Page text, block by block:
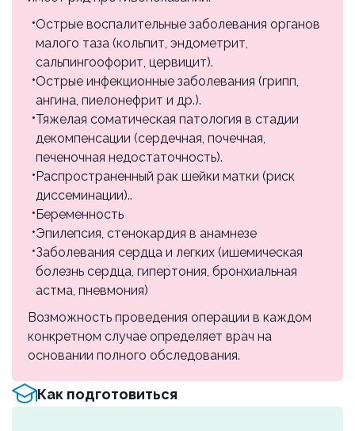
Тубэктомия (при выполнении других
лапароскопических операций)
р18.84
Операция (сальпингоовариолизис) при
спаечной болезни (комбинированная с
другими оперативными вмешательствами) I
категории сложности
р18.85
Операция (сальпингоовариолизис) при
спаечной болезни (комбинированная с
другими оперативными вмешательствами) II
категории сложности
20000 ₽
Хромосальпингоскопия (комбинированная с
р18.90
Острые воспалительные заболевания органов
малого таза (кольпит, эндометрит,
сальпингоофорит, цервицит).
Острые инфекционные заболевания (грипп,
ангина, пиелонефрит и др.).
Тяжелая соматическая патология в стадии
декомпенсации (сердечная, почечная,
печеночная недостаточность).
Распространенный рак шейки матки (риск
диссеминации)..
Беременность
Эпилепсия, стенокардия в анамнезе
Заболевания сердца и легких (ишемическая
болезнь сердца, гипертония, бронхиальная
астма, пневмония)
Возможность проведения операции в каждом
конкретном случае определяет врач на
основании полного обследования.
Как подготовиться